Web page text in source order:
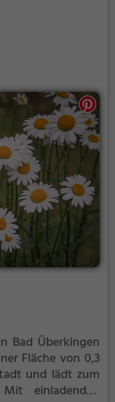
Bad Überkingen
Fläche von 0,3
und lädt zum
Mit einladenden